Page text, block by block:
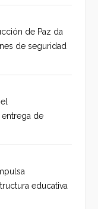
de Paz da
de seguridad
de
educativa